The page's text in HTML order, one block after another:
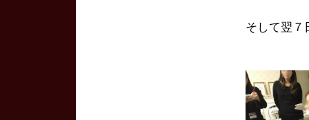
そして翌７